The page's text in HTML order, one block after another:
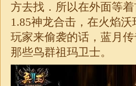
方去找．所以在外面等
1.85神龙合击 ，在火焰
玩家来偷袭的话，蓝月
那些鸟群祖玛卫士。